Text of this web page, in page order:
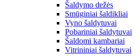
Šaldymo dežės
Smūginiai šaldikliai
Vyno šaldytuvai
Pobariniai šaldytuvai
Šaldomi kambariai
Vitrininiai šaldytuvai